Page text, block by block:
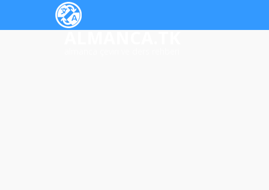
ALMANCA.TK